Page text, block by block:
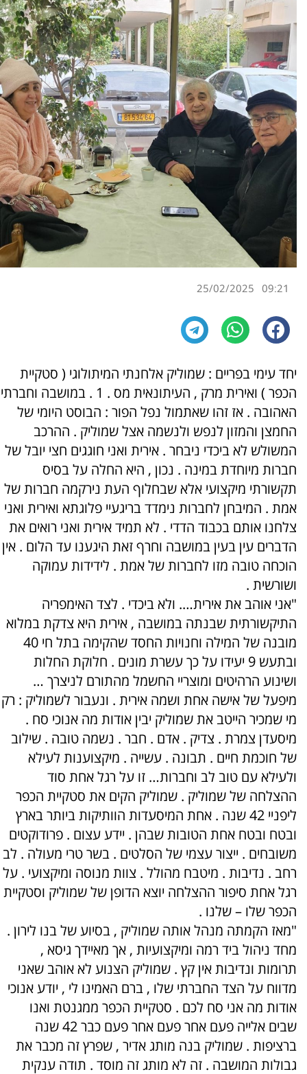
09:21
25/02/2025
יחד עימי בפריים : שמוליק אלחנתי המיתולוגי ( סטקיית
הכפר ) ואירית מרק , העיתונאית מס . 1 . במושבה וחברתי
האהובה . אז זהו שאתמול נפל הפור : הבוסט היומי של
החמצן והמזון לנפש ולנשמה אצל שמוליק . ההרכב
המשולש לא ביכדי ניבחר . אירית ואני חוגגים חצי יובל של
חברות מיוחדת במינה . נכון , היא החלה על בסיס
תקשורתי מיקצועי אלא שבחלוף העת נירקמה חברות של
אמת . המיבחן לחברות נימדד בריגעיי פלוגתא ואירית ואני
צלחנו אותם בכבוד הדדי . לא תמיד אירית ואני רואים את
הדברים עין בעין במושבה וחרף זאת היגענו עד הלום . אין
הוכחה טובה מזו לחברות של אמת . לידידות עמוקה
ושורשית .
"אני אוהב את אירית…. ולא ביכדי . לצד האימפריה
התיקשורתית שבנתה במושבה , אירית היא צדקת במלוא
מובנה של המילה וחנויות החסד שהקימה בתל חי 40
ובתעש 9 יעידו על כך עשרת מונים . חלוקת החלות
ושינוע הרהיטים ומוצריי החשמל מהתורם לניצרך …
מיפעל של אישה אחת ושמה אירית . ונעבור לשמוליק : רק
מי שמכיר הייטב את שמוליק יבין אודות מה אנוכי סח .
מיסעדן צמרת . צדיק . אדם . חבר . נשמה טובה . שילוב
של חוכמת חיים . תבונה . עשייה . מיקצוענות לעילא
ולעילא עם טוב לב וחברות… זו על רגל אחת סוד
ההצלחה של שמוליק . שמוליק הקים את סטקיית הכפר
ליפניי 42 שנה . אחת המיסעדות הוותיקות ביותר בארץ
ובטח ובטח אחת הטובות שבהן . יידע עצום . פרודוקטים
משובחים . ייצור עצמי של הסלטים . בשר טרי מעולה . לב
רחב . נדיבות . מיטבח מהולל . צוות מנוסה ומיקצועי . על
רגל אחת סיפור ההצלחה יוצא הדופן של שמוליק וסטקיית
הכפר שלו – שלנו .
"מאז הקמתה מנהל אותה שמוליק , בסיוע של בנו לירון .
מחד ניהול ביד רמה ומיקצועיות , אך מאיידך גיסא ,
תרומות ונדיבות אין קץ . שמוליק הצנוע לא אוהב שאני
מדווח על הצד החברתי שלו , ברם האמינו לי , יודע אנוכי
אודות מה אני סח לכם . סטקיית הכפר ממגנטת ואנו
שבים אלייה פעם אחר פעם אחר פעם כבר 42 שנה
ברציפות . שמוליק בנה מותג אדיר , שפרץ זה מכבר את
גבולות המושבה . זה לא מותג זה מוסד . תודה ענקית